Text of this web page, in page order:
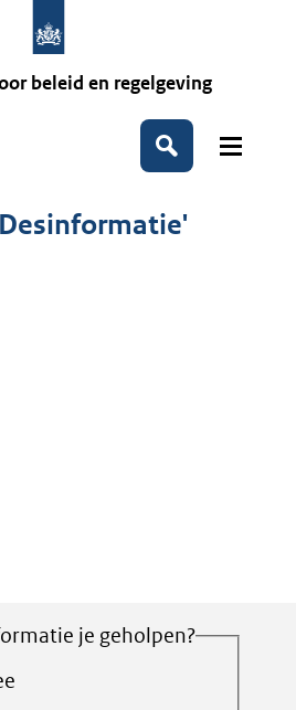
beleid en regelgeving
Zoeken
je geholpen?